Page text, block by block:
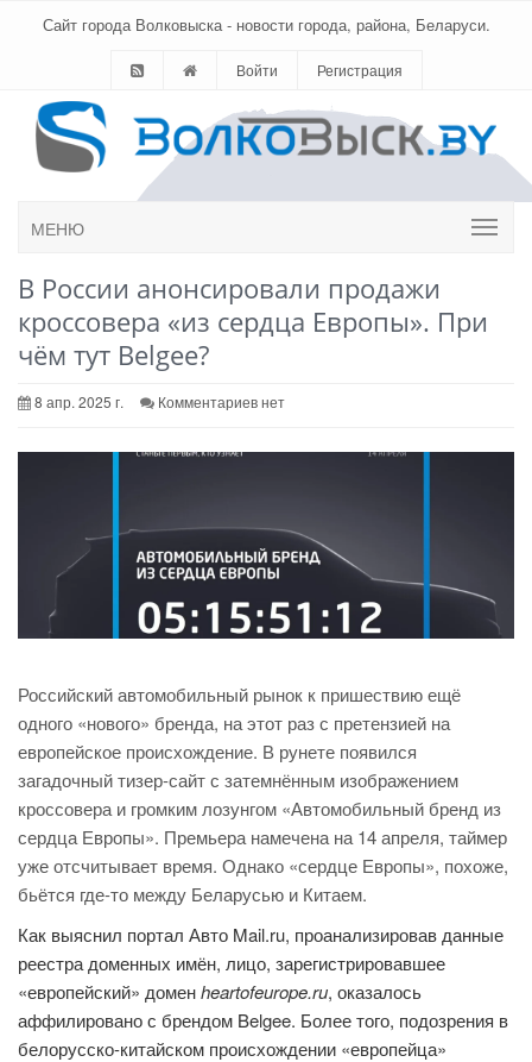
Сайт города Волковыска - новости города, района, Беларуси.
Войти Регистрация
МЕНЮ
В России анонсировали продажи
кроссовера «из сердца Европы». При
чём тут Belgee?
8 апр. 2025 г. Комментариев нет
Российский автомобильный рынок к пришествию ещё
одного «нового» бренда, на этот раз с претензией на
европейское происхождение. В рунете появился
загадочный тизер-сайт с затемнённым изображением
кроссовера и громким лозунгом «Автомобильный бренд из
сердца Европы». Премьера намечена на 14 апреля, таймер
уже отсчитывает время. Однако «сердце Европы», похоже,
бьётся где-то между Беларусью и Китаем.
Как выяснил портал Авто Mail.ru, проанализировав данные
реестра доменных имён, лицо, зарегистрировавшее
«европейский» доменheartofeurope.ru, оказалось
аффилировано с брендом Belgee. Более того, подозрения в
белорусско-китайском происхождении «европейца»